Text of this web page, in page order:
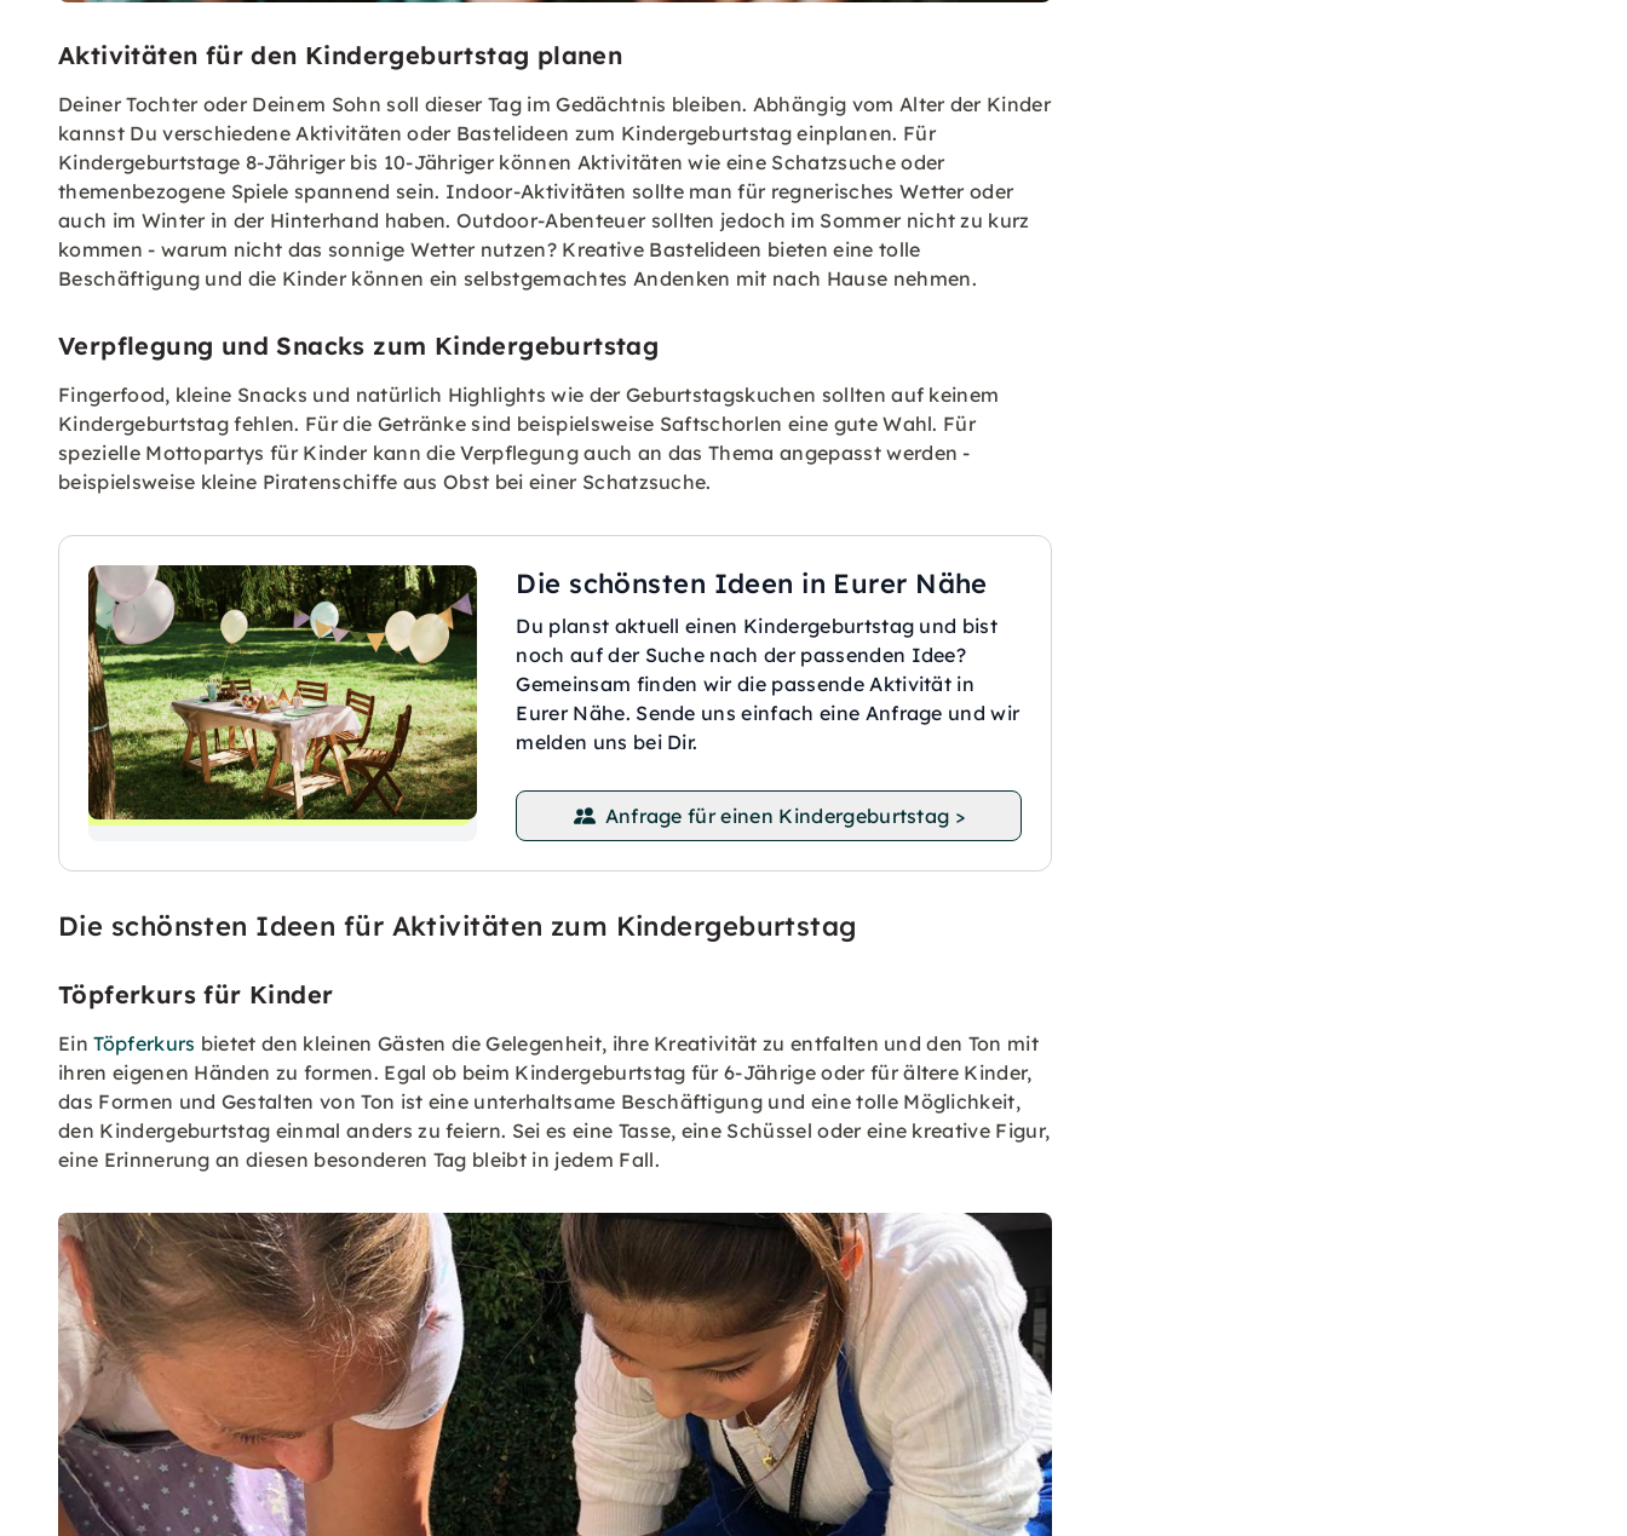
Aktivitäten für den Kindergeburtstag planen
Deiner Tochter oder Deinem Sohn soll dieser Tag im Gedächtnis bleiben. Abhängig vom Alter der Kinder
kannst Du verschiedene Aktivitäten oder Bastelideen zum Kindergeburtstag einplanen. Für
Kindergeburtstage 8-Jähriger bis 10-Jähriger können Aktivitäten wie eine Schatzsuche oder
themenbezogene Spiele spannend sein. Indoor-Aktivitäten sollte man für regnerisches Wetter oder
auch im Winter in der Hinterhand haben. Outdoor-Abenteuer sollten jedoch im Sommer nicht zu kurz
kommen - warum nicht das sonnige Wetter nutzen? Kreative Bastelideen bieten eine tolle
Beschäftigung und die Kinder können ein selbstgemachtes Andenken mit nach Hause nehmen.
Verpflegung und Snacks zum Kindergeburtstag
Fingerfood, kleine Snacks und natürlich Highlights wie der Geburtstagskuchen sollten auf keinem
Kindergeburtstag fehlen. Für die Getränke sind beispielsweise Saftschorlen eine gute Wahl. Für
spezielle Mottopartys für Kinder kann die Verpflegung auch an das Thema angepasst werden -
beispielsweise kleine Piratenschiffe aus Obst bei einer Schatzsuche.
Die schönsten Ideen in Eurer Nähe
Du planst aktuell einen Kindergeburtstag und bist
noch auf der Suche nach der passenden Idee?
Gemeinsam finden wir die passende Aktivität in
Eurer Nähe. Sende uns einfach eine Anfrage und wir
melden uns bei Dir.
Anfrage für einen Kindergeburtstag >
Die schönsten Ideen für Aktivitäten zum Kindergeburtstag
Töpferkurs für Kinder
EinTöpferkurs bietet den kleinen Gästen die Gelegenheit, ihre Kreativität zu entfalten und den Ton mit
ihren eigenen Händen zu formen. Egal ob beim Kindergeburtstag für 6-Jährige oder für ältere Kinder,
das Formen und Gestalten von Ton ist eine unterhaltsame Beschäftigung und eine tolle Möglichkeit,
den Kindergeburtstag einmal anders zu feiern. Sei es eine Tasse, eine Schüssel oder eine kreative Figur,
eine Erinnerung an diesen besonderen Tag bleibt in jedem Fall.